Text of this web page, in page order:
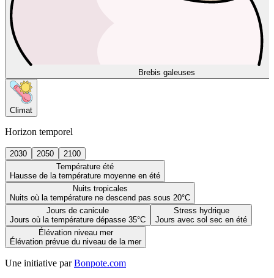
Brebis galeuses
Climat
Horizon temporel
2030 2050
2100
Température été
Hausse de la température moyenne en été
Nuits tropicales
Nuits où la température ne descend pas sous 20°C
Jours de canicule
Jours où la température dépasse 35°C
Stress hydrique
Jours avec sol sec en été
Élévation niveau mer
Élévation prévue du niveau de la mer
Une initiative par Bonpote.com